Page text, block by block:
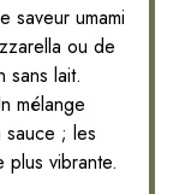
saveur umami
ou de
sans lait.
mélange
sauce ; les
vibrante.